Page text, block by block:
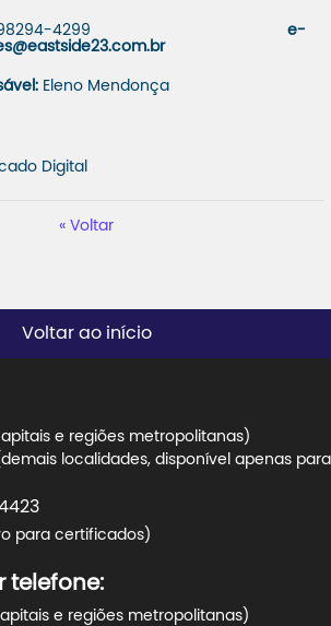
4299e-
Eleno Mendonça
Digital
Voltar
Voltar ao início
e regiões metropolitanas)
localidades, disponível apenas
para certificados)
telefone:
e regiões metropolitanas)